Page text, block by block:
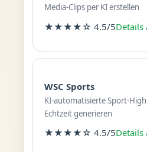
Media-Clips per KI erstellen
★★★★☆ 4.5/5Details
WSC Sports
KI-automatisierte Sport-
Echtzeit generieren
★★★★☆ 4.5/5Details